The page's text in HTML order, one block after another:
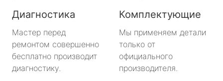
Диагностика
Мастер перед
ремонтом совершенно
бесплатно производит
диагностику.
Комплектующие
Мы применяем детали
только от
официального
производителя.